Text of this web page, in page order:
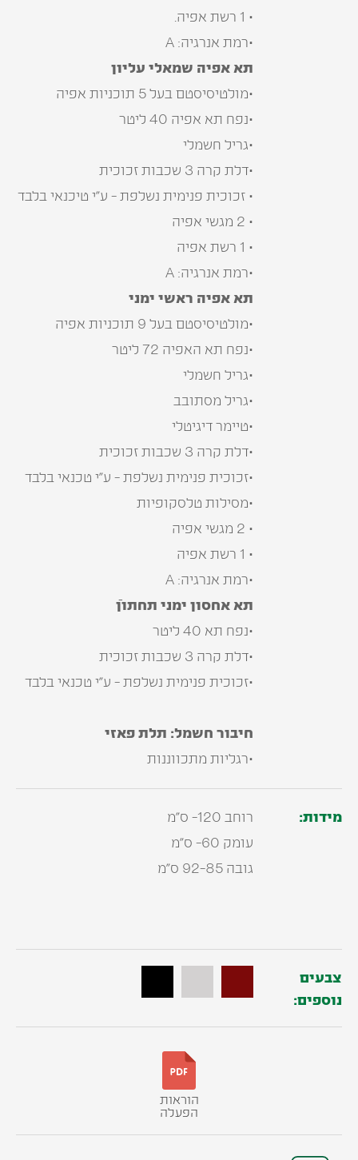
• 1 רשת אפיה.
•רמת אנרגיה: A
תא אפיה שמאלי עליון
•מולטיסיסטם בעל 5 תוכניות אפיה
•נפח תא אפיה 40 ליטר
•גריל חשמלי
•דלת קרה 3 שכבות זכוכית
• זכוכית פנימית נשלפת - ע”י טיכנאי בלבד
• 2 מגשי אפיה
• 1 רשת אפיה
•רמת אנרגיה: A
תא אפיה ראשי ימני
•מולטיסיסטם בעל 9 תוכניות אפיה
•נפח תא האפיה 72 ליטר
•גריל חשמלי
•גריל מסתובב
•טיימר דיגיטלי
•דלת קרה 3 שכבות זכוכית
•זכוכית פנימית נשלפת - ע”י טכנאי בלבד
•מסילות טלסקופיות
• 2 מגשי אפיה
• 1 רשת אפיה
•רמת אנרגיה: A
תא אחסון ימני תחתוןֿ
•נפח תא 40 ליטר
•דלת קרה 3 שכבות זכוכית
•זכוכית פנימית נשלפת - ע”י טכנאי בלבד
חיבור חשמל: תלת פאזי
•רגליות מתכווננות
מידות:
רוחב 120- ס”מ
עומק 60- ס”מ
גובה 92-85 ס”מ
צבעים
נוספים:
הוראות
הפעלה